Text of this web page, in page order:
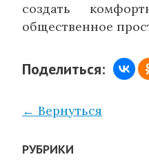
создать
общественное
Поделиться:
← Вернуться
РУБРИКИ